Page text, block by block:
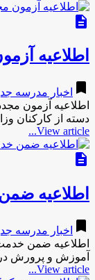
description
اطلاعیه
bookmark اخبار مدرسه
اطلاعیه آزمون
دسته از کارکنان
View article...
description
اطلاعیه
bookmark اخبار مدرسه
اطلاعیه ضمن
آموزش و پرورش
View article...